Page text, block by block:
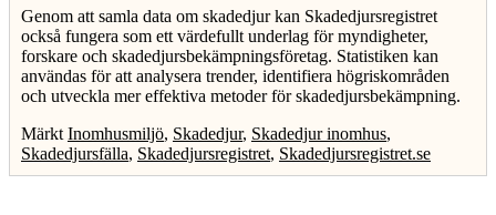
Genom att samla data om skadedjur kan Skadedjursregistret
också fungera som ett värdefullt underlag för myndigheter,
forskare och skadedjursbekämpningsföretag. Statistiken kan
användas för att analysera trender, identifiera högriskområden
och utveckla mer effektiva metoder för skadedjursbekämpning.
Märkt Inomhusmiljö, Skadedjur, Skadedjur inomhus,
Skadedjursfälla, Skadedjursregistret, Skadedjursregistret.se